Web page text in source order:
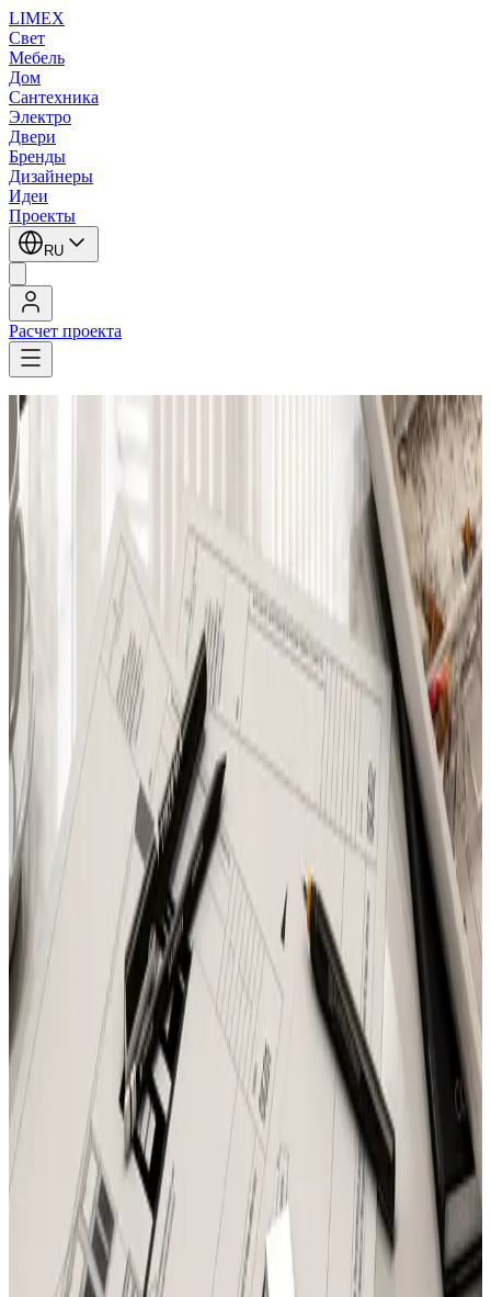
LIMEX
Свет
Мебель
Дом
Сантехника
Электро
Двери
Бренды
Дизайнеры
Идеи
Проекты
RU
Расчет проекта
1
Все изделия бренда →
RESTART Роскошная
электрическая
многофункциональная
духовка 100 см | Officine Gullo
Многофункциональная электрическая печь 100 см из
нержавеющей стали GN 1/1. Вентилируемая, сокращает время
приготовления. Аксессуары и противни Gastronorm по
запросу.
Арт.
rst-en-ranges-and-appliances-og-professional-modules-
electric-multifunction-oven-100-cm
Поставка 60–90 дней